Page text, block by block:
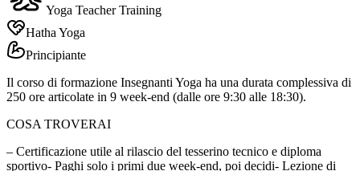
Yoga Teacher Training
Hatha Yoga
Principiante
Il corso di formazione Insegnanti Yoga ha una durata complessiva di
250 ore articolate in 9 week-end (dalle ore 9:30 alle 18:30).
COSA TROVERAI
– Certificazione utile al rilascio del tesserino tecnico e diploma
sportivo- Paghi solo i primi due week-end, poi decidi- Lezione di